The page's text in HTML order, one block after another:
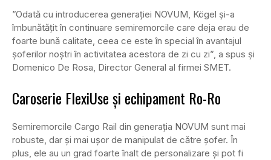
”Odată cu introducerea generației NOVUM, Kögel și-a
îmbunătățit în continuare semiremorcile care deja erau de
foarte bună calitate, ceea ce este în special în avantajul
șoferilor noștri în activitatea acestora de zi cu zi”, a spus și
Domenico De Rosa, Director General al firmei SMET.
Caroserie FlexiUse și echipament Ro-Ro
Semiremorcile Cargo Rail din generația NOVUM sunt mai
robuste, dar și mai ușor de manipulat de către șofer. În
plus, ele au un grad foarte înalt de personalizare și pot fi